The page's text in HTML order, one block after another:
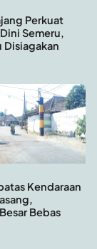
Perkuat
Semeru,
Disiagakan
Kendaraan
Bebas